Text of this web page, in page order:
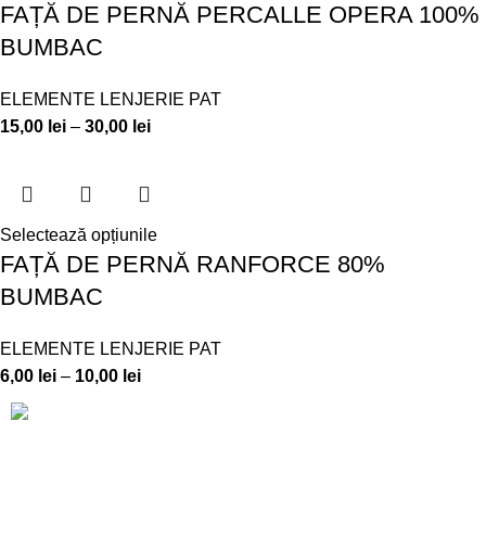
FAȚĂ DE PERNĂ PERCALLE OPERA 100%
BUMBAC
ELEMENTE LENJERIE PAT
15,00 lei – 30,00 lei
Selectează opțiunile
FAȚĂ DE PERNĂ RANFORCE 80%
BUMBAC
ELEMENTE LENJERIE PAT
6,00 lei – 10,00 lei